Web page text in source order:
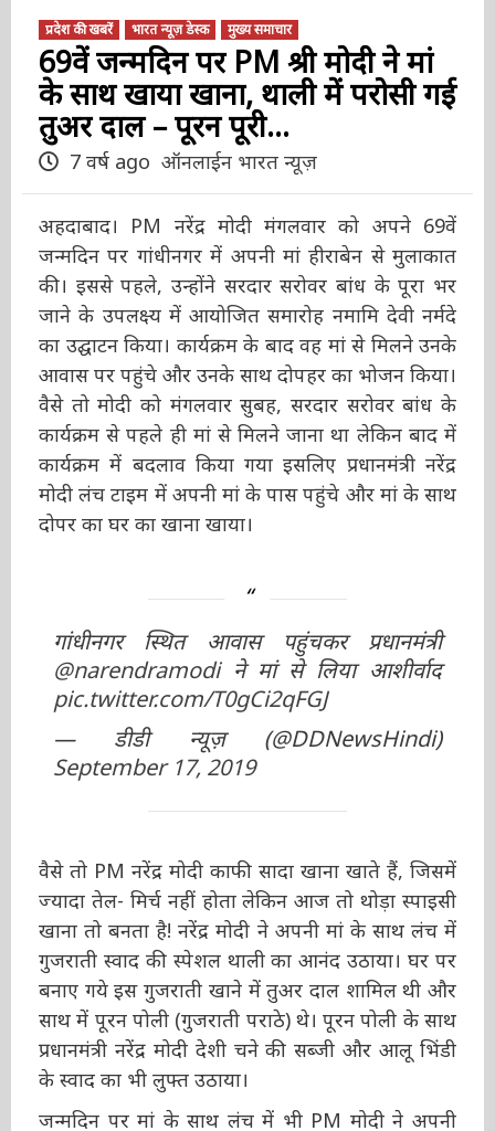
प्रदेश की खबरें भारत न्यूज़ डेस्क मुख्य समाचार
69वें जन्मदिन पर PM श्री मोदी ने मां
के साथ खाया खाना, थाली में परोसी
गई तुअर दाल – पूरन पूरी…
7 वर्ष ago ऑनलाईन भारत न्यूज़
अहदाबाद। PM नरेंद्र मोदी मंगलवार को अपने 69वें
जन्मदिन पर गांधीनगर में अपनी मां हीराबेन से मुलाकात
की। इससे पहले, उन्होंने सरदार सरोवर बांध के पूरा भर
जाने के उपलक्ष्य में आयोजित समारोह नमामि देवी नर्मदे
का उद्घाटन किया। कार्यक्रम के बाद वह मां से मिलने
उनके आवास पर पहुंचे और उनके साथ दोपहर का
भोजन किया। वैसे तो मोदी को मंगलवार सुबह, सरदार
सरोवर बांध के कार्यक्रम से पहले ही मां से मिलने जाना
था लेकिन बाद में कार्यक्रम में बदलाव किया गया इसलिए
प्रधानमंत्री नरेंद्र मोदी लंच टाइम में अपनी मां के पास
पहुंचे और मां के साथ दोपर का घर का खाना खाया।
गांधीनगर स्थित आवास पहुंचकर प्रधानमंत्री
@narendramodiने मां से लिया आशीर्वाद
pic.twitter.com/T0gCi2qFGJ
— डीडी न्यूज़ (@DDNewsHindi)
September 17, 2019
वैसे तो PM नरेंद्र मोदी काफी सादा खाना खाते हैं,
जिसमें ज्यादा तेल- मिर्च नहीं होता लेकिन आज तो थोड़ा
स्पाइसी खाना तो बनता है! नरेंद्र मोदी ने अपनी मां के
साथ लंच में गुजराती स्वाद की स्पेशल थाली का आनंद
उठाया। घर पर बनाए गये इस गुजराती खाने में तुअर
दाल शामिल थी और साथ में पूरन पोली (गुजराती पराठे)
थे। पूरन पोली के साथ प्रधानमंत्री नरेंद्र मोदी देशी चने
की सब्जी और आलू भिंडी के स्वाद का भी लुफ्त उठाया।
जन्मदिन पर मां के साथ लंच में भी PM मोदी ने अपनी